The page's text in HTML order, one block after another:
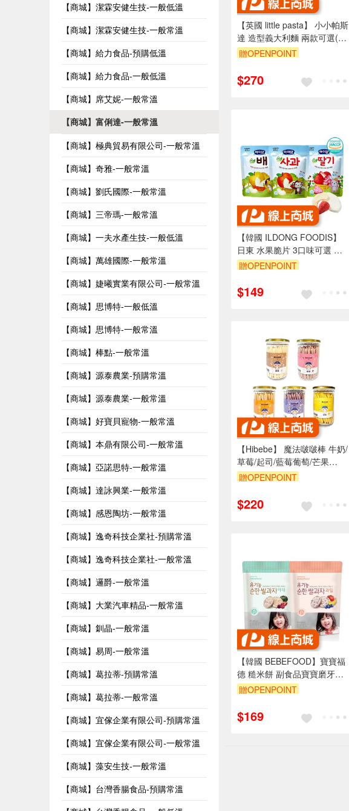
【商城】潔霖安健生技-一般低溫
【商城】潔霖安健生技-一般常溫
【商城】給力食品-預購低溫
【商城】給力食品-一般低溫
【商城】席艾妮-一般常溫
【商城】富俐達-一般常溫
【商城】極典貿易有限公司-一般常溫
【商城】奇雅-一般常溫
【商城】劉氏國際-一般常溫
【商城】三帝瑪-一般常溫
【商城】一夫水產生技-一般低溫
【商城】萬雄國際-一般常溫
【商城】婕曦實業有限公司-一般常溫
【商城】思博特-一般低溫
【商城】思博特-一般常溫
【商城】棒點-一般常溫
【商城】源泰農業-預購常溫
【商城】源泰農業-一般常溫
【商城】好寶貝寵物-一般常溫
【商城】本鼎有限公司-一般常溫
【商城】亞諾思特-一般常溫
【商城】達詠興業-一般常溫
【商城】感恩陶坊-一般常溫
【商城】逸奇科技企業社-預購常溫
【商城】逸奇科技企業社-一般常溫
【商城】邏爵-一般常溫
【商城】大業汽車精品-一般常溫
【商城】釧晶-一般常溫
【商城】易周-一般常溫
【商城】葛拉蒂-預購常溫
【商城】葛拉蒂-一般常溫
【商城】宜傢企業有限公司-預購常溫
【商城】宜傢企業有限公司-一般常溫
【商城】藻安生技-一般常溫
【商城】台灣香腸食品-預購常溫
【英國 little pasta】 小小帕斯
達 造型義大利麵 兩款可選(小
貝殼、ABC字母) 副食品 寶寶
贈OPENPOINT
$270
【韓國 ILDONG FOODIS】
日東 水果脆片 3口味可選 蘋
果 草莓 梨子 寶寶餅乾
贈OPENPOINT
$149
【Hibebe】 魔法啵啵棒 牛奶/
草莓/起司/藍莓葡萄/芒果
(150g/罐) 零食 送禮選擇
贈OPENPOINT
$220
【韓國 BEBEFOOD】寶寶福
德 糙米餅 副食品寶寶磨牙餅
乾 2口味(蔬菜/水果)(25g)
贈OPENPOINT
$169